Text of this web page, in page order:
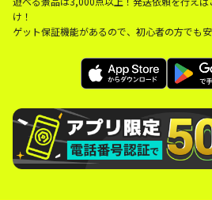
け！
ゲット保証機能があるので、初心者の方でも安